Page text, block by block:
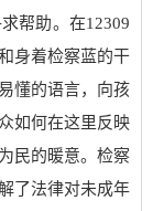
帮助。在12309
身着检察蓝的干
懂的语言，向孩
如何在这里反映
民的暖意。检察
了法律对未成年